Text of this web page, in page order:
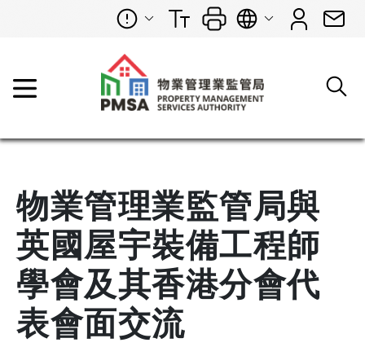
物業管理業監管局與
英國屋宇裝備工程師
學會及其香港分會代
表會面交流